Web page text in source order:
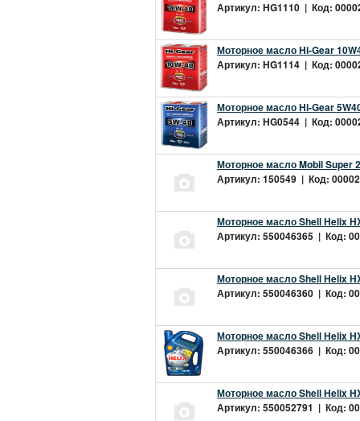
Артикул: HG1110 | Код:
Моторное масло Hi-Gear
Артикул: HG1114 | Код:
Моторное масло Hi-Gear
Артикул: HG0544 | Код:
Моторное масло Mobil Super
Артикул: 150549 | Код:
Моторное масло Shell Helix
Артикул: 550046365 | Код:
Моторное масло Shell Helix
Артикул: 550046360 | Код:
Моторное масло Shell Helix
Артикул: 550046366 | Код:
Моторное масло Shell Helix
Артикул: 550052791 | Код: